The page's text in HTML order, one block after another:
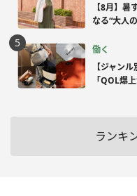
【8月】
なる“大人
働く
【ジャン
「QOL爆
ランキ